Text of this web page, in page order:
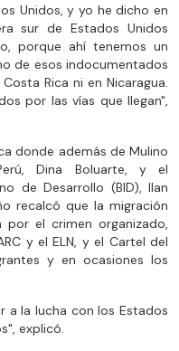
Unidos, y yo he dicho en
sur de Estados Unidos
porque ahí tenemos un
de esos indocumentados
Rica ni en Nicaragua.
por las vías que llegan",
donde además de Mulino
Dina Boluarte, y el
de Desarrollo (BID), Ilan
recalcó que la migración
el crimen organizado,
y el ELN, y el Cartel del
y en ocasiones los
a la lucha con los Estados
explicó.